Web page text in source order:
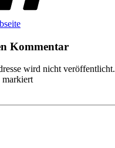
Kommentar
wird nicht veröffentlicht.
markiert